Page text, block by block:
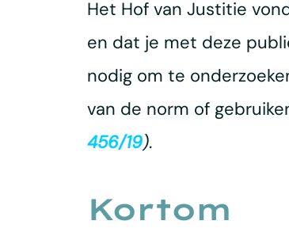
Het Hof van Justitie
en dat je met deze
nodig om te
van de norm of
456/19).
Kortom